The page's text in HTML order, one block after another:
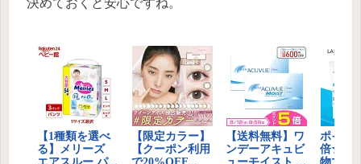
決めておくと安心ですね。